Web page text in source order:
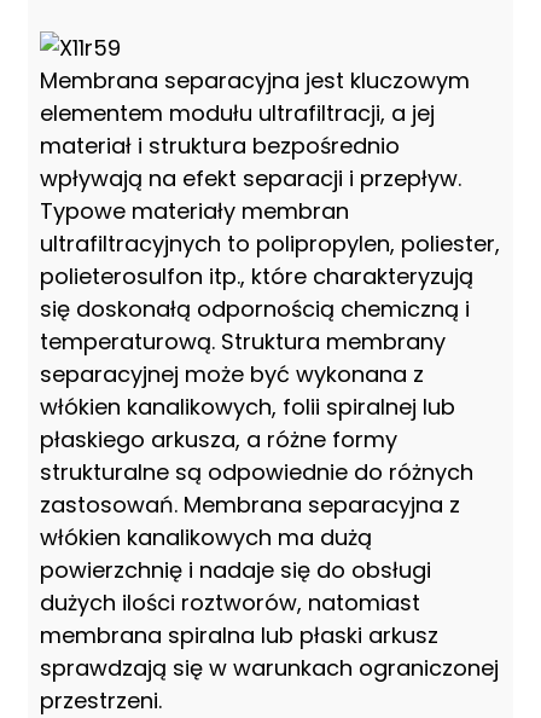
Membrana separacyjna jest kluczowym
elementem modułu ultrafiltracji, a jej
materiał i struktura bezpośrednio
wpływają na efekt separacji i przepływ.
Typowe materiały membran
ultrafiltracyjnych to polipropylen, poliester,
polieterosulfon itp., które charakteryzują
się doskonałą odpornością chemiczną i
temperaturową. Struktura membrany
separacyjnej może być wykonana z
włókien kanalikowych, folii spiralnej lub
płaskiego arkusza, a różne formy
strukturalne są odpowiednie do różnych
zastosowań. Membrana separacyjna z
włókien kanalikowych ma dużą
powierzchnię i nadaje się do obsługi
dużych ilości roztworów, natomiast
membrana spiralna lub płaski arkusz
sprawdzają się w warunkach ograniczonej
przestrzeni.